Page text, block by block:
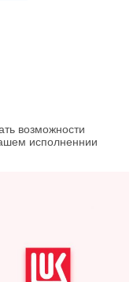
возможности
исполненнии